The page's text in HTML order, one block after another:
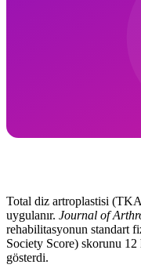
Total diz artroplastisi
uygulanır. Journal of
rehabilitasyonun standart
Society Score) skorunu 12
gösterdi.